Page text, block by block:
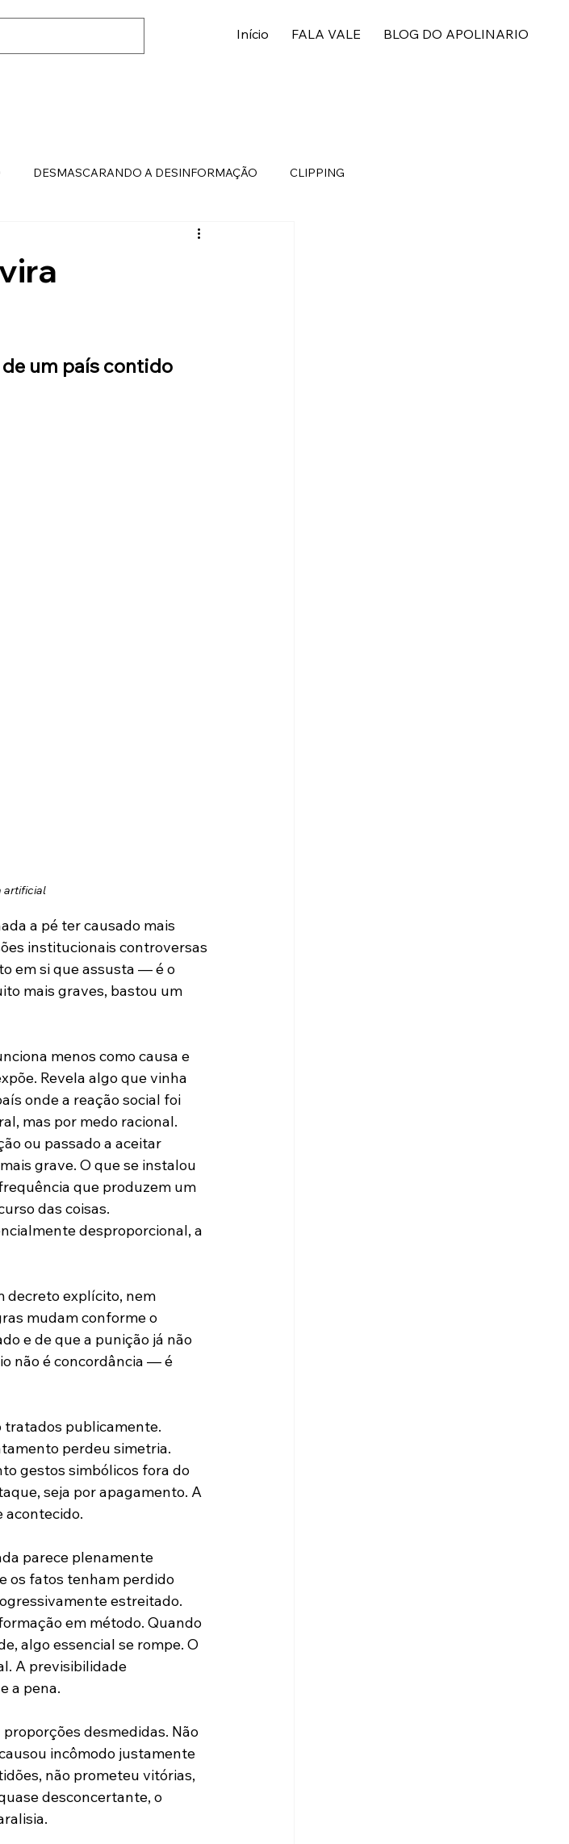
Início FALA VALE BLOG DO APOLINARIO
DESMASCARANDO A DESINFORMAÇÃO CLIPPING
um país contido
artificial
a pé ter causado mais
institucionais controversas
em si que assusta — é o
mais graves, bastou um
menos como causa e
Revela algo que vinha
onde a reação social foi
mas por medo racional.
ou passado a aceitar
grave. O que se instalou
que produzem um
das coisas.
desproporcional, a
decreto explícito, nem
mudam conforme o
e de que a punição já não
não é concordância — é
tratados publicamente.
perdeu simetria.
gestos simbólicos fora do
seja por apagamento. A
acontecido.
parece plenamente
os fatos tenham perdido
estreitado.
em método. Quando
algo essencial se rompe. O
A previsibilidade
a pena.
desmedidas. Não
incômodo justamente
não prometeu vitórias,
desconcertante, o